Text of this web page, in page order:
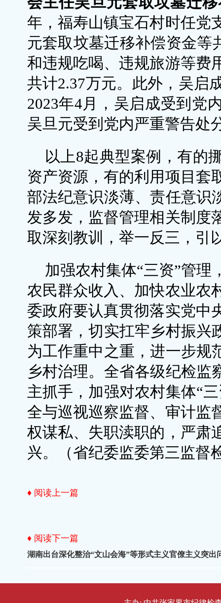
年，福寿山镇宝石村时任党
元套取坟墓迁移补偿资金等
和违规吃喝、违规旅游等费
共计2.37万元。此外，吴启
2023年4月，吴启成受到党
吴旦元受到党内严重警告处
以上8起典型案例，有的
资产资源，有的利用项目套
部法纪意识淡薄、责任意识
发多发，监督管理相关制度
取深刻教训，举一反三，引
加强农村集体“三资”管
农民群众收入、加快农业农
委政府要认真贯彻落实党中
策部署，切实扛牢乡村振兴
为工作重中之重，进一步规
乡村治理。全省各级纪检监
主抓手，加强对农村集体“
全与巡视巡察监督、审计监
权谋私、失职渎职的，严肃
兴。（省纪委监委第三监督
♦ 阅读上一篇
♦ 阅读下一篇
湖南出台深化整治“文山会海”等形式主义官僚主义突出